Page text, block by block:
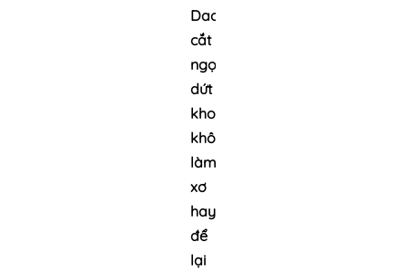
Dao
cắt
ngọt,
dứt
khoát,
không
làm
xơ
hay
để
lại